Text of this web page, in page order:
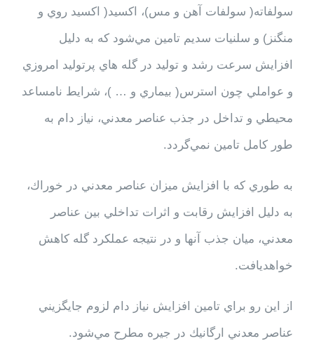
سولفاته( سولفات آهن و مس)، اكسيد( اكسيد روي و
منگنز) و سلنيات سديم تامين مي‌شود كه به دليل
افزايش سرعت رشد و توليد در گله هاي پرتوليد امروزي
و عواملي چون استرس( بيماري و … )، شرايط نامساعد
محيطي و تداخل در جذب عناصر معدني، نياز دام به
طور كامل تامين نمي‌گردد.
به طوري كه با افزايش ميزان عناصر معدني در خوراك،
به دليل افزايش رقابت و اثرات تداخلي بين عناصر
معدني، ميان جذب آنها و در نتيجه عملكرد گله كاهش
خواهديافت.
از اين رو براي تامين افزايش نياز دام لزوم جايگزيني
عناصر معدني ارگانيك در جيره مطرح مي‌شود.